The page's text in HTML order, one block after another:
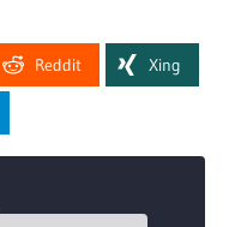
Reddit Xing